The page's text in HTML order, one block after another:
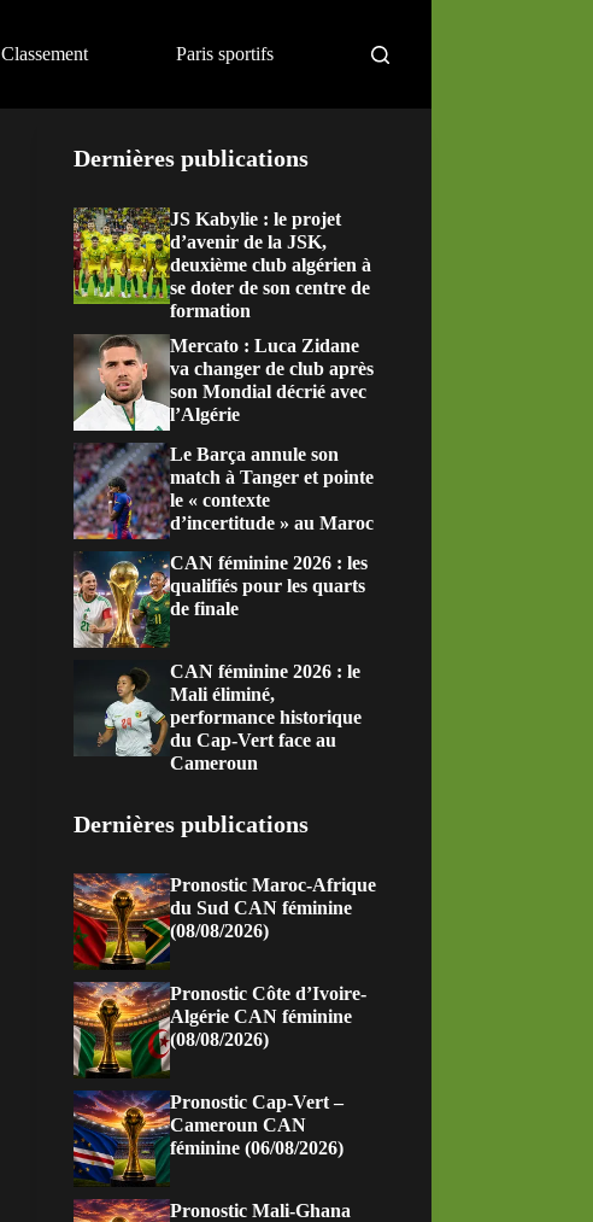
Classement Paris sportifs
Dernières publications
JS Kabylie : le projet
d’avenir de la JSK,
deuxième club algérien à
se doter de son centre de
formation
Mercato : Luca Zidane
va changer de club après
son Mondial décrié avec
l’Algérie
Le Barça annule son
match à Tanger et pointe
le « contexte
d’incertitude » au Maroc
CAN féminine 2026 : les
qualifiés pour les quarts
de finale
CAN féminine 2026 : le
Mali éliminé,
performance historique
du Cap-Vert face au
Cameroun
Dernières publications
Pronostic Maroc-Afrique
du Sud CAN féminine
(08/08/2026)
Pronostic Côte d’Ivoire-
Algérie CAN féminine
(08/08/2026)
Pronostic Cap-Vert –
Cameroun CAN
féminine (06/08/2026)
Pronostic Mali-Ghana